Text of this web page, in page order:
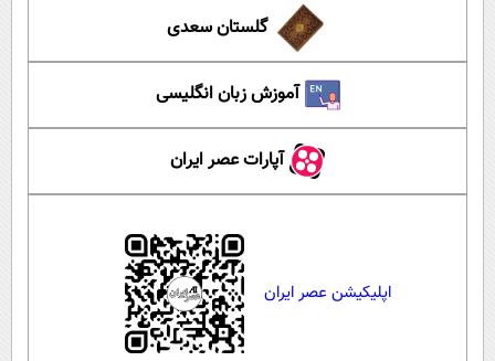
گلستان سعدی
آموزش زبان انگلیسی
آپارات عصر ایران
اپلیکیشن عصر ایران